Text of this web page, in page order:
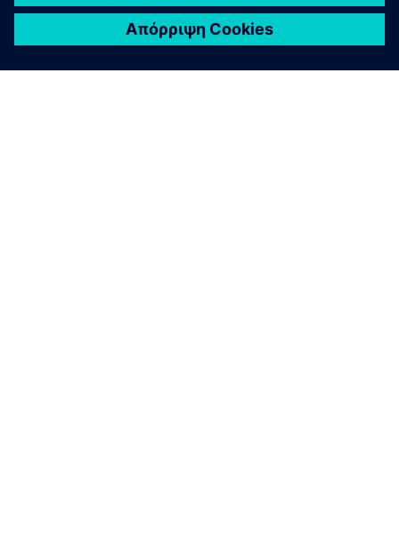
Λάβετε μέρος στη συνομιλία ή λάβετε απαντήσεις σε όλες
τις ερωτήσεις λογισμικού Opcenter.